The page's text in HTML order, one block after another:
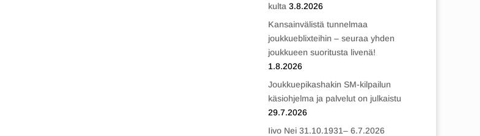
kulta 3.8.2026
Kansainvälistä tunnelmaa
joukkueblixteihin – seuraa yhden
joukkueen suoritusta livenä!
1.8.2026
Joukkuepikashakin SM-kilpailun
käsiohjelma ja palvelut on julkaistu
29.7.2026
Iivo Nei 31.10.1931– 6.7.2026